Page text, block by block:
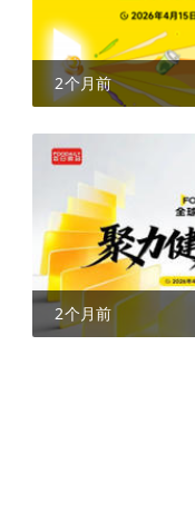
2个月前
2个月前